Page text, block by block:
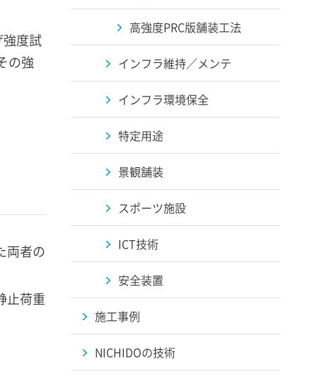
度試
の強
両者の
止荷重
高強度PRC版舗装工法
インフラ維持／メンテ
インフラ環境保全
特定用途
景観舗装
スポーツ施設
ICT技術
安全装置
施工事例
NICHIDOの技術